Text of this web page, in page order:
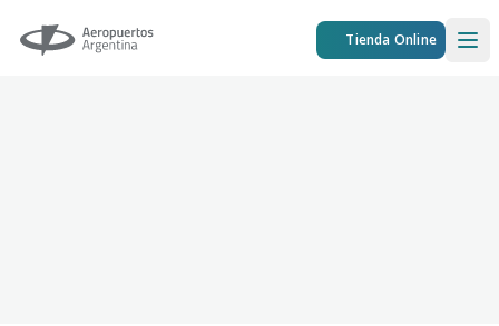
Aeropuertos Argentina Tienda Online